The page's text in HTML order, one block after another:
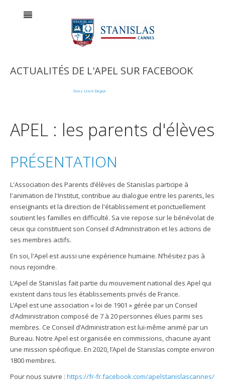
ACTUALITÉS DE L'APEL SUR FACEBOOK
Tens Unit Depot
APEL : les parents d'élèves
PRÉSENTATION
L'Association des Parents d’élèves de Stanislas participe à
l'animation de l'Institut, contribue au dialogue entre les parents, les
enseignants et la direction de l'établissement et ponctuellement
soutient les familles en difficulté. Sa vie repose sur le bénévolat de
ceux qui constituent son Conseil d'Administration et les actions de
ses membres actifs.
En soi, l'Apel est aussi une expérience humaine. N’hésitez pas à
nous rejoindre.
L’Apel de Stanislas fait partie du mouvement national des Apel qui
existent dans tous les établissements privés de France.
L’Apel est une association « loi de 1901 » gérée par un Conseil
d’Administration composé de 7 à 20 personnes élues parmi ses
membres. Ce Conseil d’Administration est lui-même animé par un
Bureau. Notre Apel est organisée en commissions, chacune ayant
une mission spécifique. En 2020, l’Apel de Stanislas compte environ
1800 membres.
Pour nous suivre : https://fr-fr.facebook.com/apelstanislascannes/